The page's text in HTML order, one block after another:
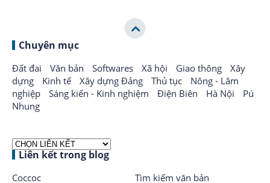
Chuyên mục
Đất đai Văn bản Softwares Xã hội Giao thông
Xây
dựng
Kinh tế Xây dựng Đảng Thủ tục
Nông - Lâm
nghiệp
Sáng kiến - Kinh nghiệm Điện Biên Hà Nội
Pú
Nhung
Liên kết trong blog
Coccoc Tìm kiếm văn bản